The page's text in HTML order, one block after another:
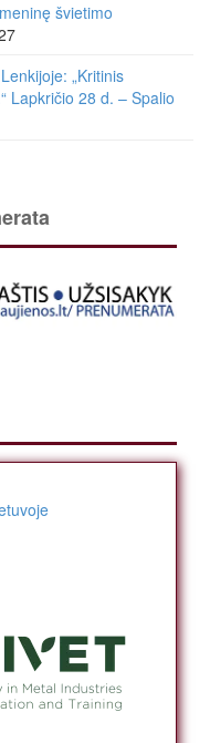
švietimo
„Kritinis
Lapkričio 28 d. – Spalio